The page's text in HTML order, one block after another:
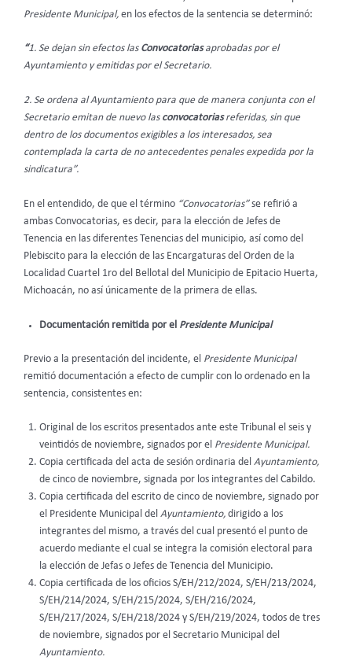
Presidente Municipal, en los efectos de la sentencia se determinó:
“1. Se dejan sin efectos las Convocatoriasaprobadas por el
Ayuntamiento y emitidas por el Secretario.
2. Se ordena al Ayuntamiento para que de manera conjunta con el
Secretario emitan de nuevo las convocatoriasreferidas, sin que
dentro de los documentos exigibles a los interesados, sea
contemplada la carta de no antecedentes penales expedida por la
sindicatura”.
En el entendido, de que el término “Convocatorias”se refirió a
ambas Convocatorias, es decir, para la elección de Jefes de
Tenencia en las diferentes Tenencias del municipio, así como del
Plebiscito para la elección de las Encargaturas del Orden de la
Localidad Cuartel 1ro del Bellotal del Municipio de Epitacio Huerta,
Michoacán, no así únicamente de la primera de ellas.
Documentación remitida por el Presidente Municipal
Previo a la presentación del incidente, el Presidente Municipal
remitió documentación a efecto de cumplir con lo ordenado en la
sentencia, consistentes en:
Original de los escritos presentados ante este Tribunal el seis y
veintidós de noviembre, signados por el Presidente Municipal.
Copia certificada del acta de sesión ordinaria del Ayuntamiento,
de cinco de noviembre, signada por los integrantes del Cabildo.
Copia certificada del escrito de cinco de noviembre, signado por
el Presidente Municipal del Ayuntamiento, dirigido a los
integrantes del mismo, a través del cual presentó el punto de
acuerdo mediante el cual se integra la comisión electoral para
la elección de Jefas o Jefes de Tenencia del Municipio.
Copia certificada de los oficios S/EH/212/2024, S/EH/213/2024,
S/EH/214/2024, S/EH/215/2024, S/EH/216/2024,
S/EH/217/2024, S/EH/218/2024 y S/EH/219/2024, todos de tres
de noviembre, signados por el Secretario Municipal del
Ayuntamiento.